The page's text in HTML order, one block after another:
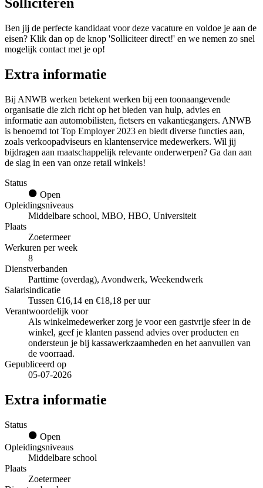
Solliciteren
Ben jij de perfecte kandidaat voor deze vacature en voldoe je aan de
eisen? Klik dan op de knop 'Solliciteer direct!' en we nemen zo snel
mogelijk contact met je op!
Extra informatie
Bij ANWB werken betekent werken bij een toonaangevende
organisatie die zich richt op het bieden van hulp, advies en
informatie aan automobilisten, fietsers en vakantiegangers. ANWB
is benoemd tot Top Employer 2023 en biedt diverse functies aan,
zoals verkoopadviseurs en klantenservice medewerkers. Wil jij
bijdragen aan maatschappelijk relevante onderwerpen? Ga dan aan
de slag in een van onze retail winkels!
Status
Open
Opleidingsniveaus
Middelbare school, MBO, HBO, Universiteit
Plaats
Zoetermeer
Werkuren per week
8
Dienstverbanden
Parttime (overdag), Avondwerk, Weekendwerk
Salarisindicatie
Tussen €16,14 en €18,18 per uur
Verantwoordelijk voor
Als winkelmedewerker zorg je voor een gastvrije sfeer in de
winkel, geef je klanten passend advies over producten en
ondersteun je bij kassawerkzaamheden en het aanvullen van
de voorraad.
Gepubliceerd op
05-07-2026
Extra informatie
Status
Open
Opleidingsniveaus
Middelbare school
Plaats
Zoetermeer